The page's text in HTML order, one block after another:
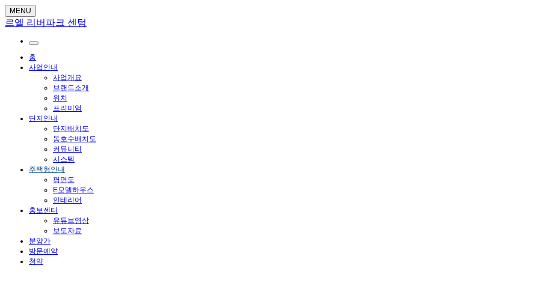
MENU
르엘 리버파크 센텀
홈
사업안내
사업개요
브랜드소개
위치
프리미엄
단지안내
단지배치도
동호수배치도
커뮤니티
시스템
주택형안내
평면도
E모델하우스
인테리어
홍보센터
유튜브영상
보도자료
분양가
방문예약
청약